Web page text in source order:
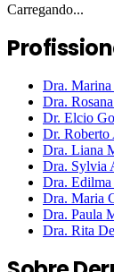
Carregando...
Dra. Marina
Dra.
Dr. Elcio
Dr. Roberto
Dra. Liana
Dra. Sylvia
Dra. Edilma
Dra. Maria
Dra. Paula
Dra. Rita